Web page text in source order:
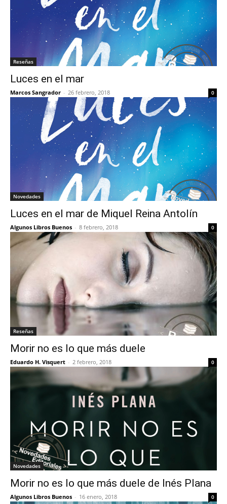
Reseñas
Luces en el mar
Marcos Sangrador - 26 febrero, 2018 0
Novedades
Luces en el mar de Miquel Reina Antolín
Algunos Libros Buenos - 8 febrero, 2018 0
Reseñas
Morir no es lo que más duele
Eduardo H. Visquert - 2 febrero, 2018 0
Novedades
Morir no es lo que más duele de Inés Plana
Algunos Libros Buenos - 16 enero, 2018 0